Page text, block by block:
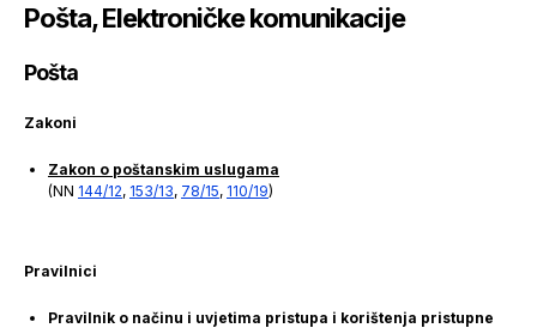
Pošta, Elektroničke komunikacije
Pošta
Zakoni
Zakon o poštanskim uslugama
(NN 144/12, 153/13, 78/15, 110/19)
Pravilnici
Pravilnik o načinu i uvjetima pristupa i korištenja pristupne